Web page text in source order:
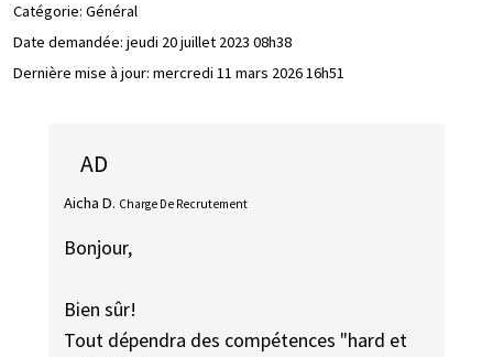
Catégorie: Général
Date demandée: jeudi 20 juillet 2023 08h38
Dernière mise à jour: mercredi 11 mars 2026 16h51
AD
Aicha D. Charge De Recrutement
Bonjour,
Bien sûr!
Tout dépendra des compétences "hard et